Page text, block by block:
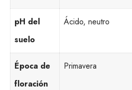
pH del
suelo
Ácido, neutro
Época de
floración
Primavera